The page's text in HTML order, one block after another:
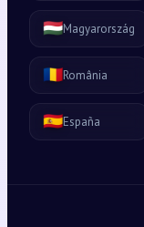
🇭🇺Magyarország
🇷🇴România
🇪🇸España